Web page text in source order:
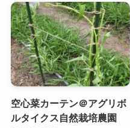
空心菜カーテン＠アグリボ
ルタイクス自然栽培農園